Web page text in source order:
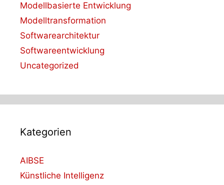
Modellbasierte Entwicklung
Modelltransformation
Softwarearchitektur
Softwareentwicklung
Uncategorized
Kategorien
AIBSE
Künstliche Intelligenz